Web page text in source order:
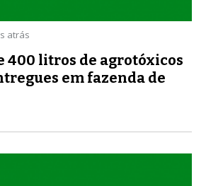
atrás
400 litros de agrotóxicos
em fazenda de